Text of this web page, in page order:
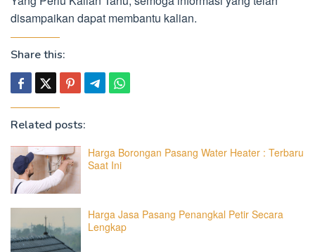
disampaikan dapat membantu kalian.
Share this:
Related posts:
Harga Borongan Pasang Water Heater : Terbaru
Saat Ini
Harga Jasa Pasang Penangkal Petir Secara
Lengkap